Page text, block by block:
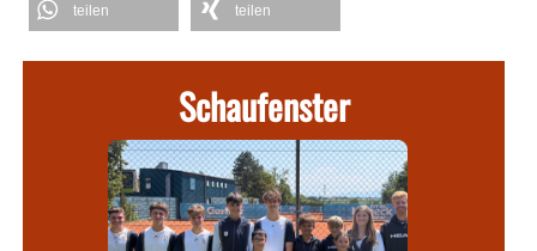
teilen teilen
Schaufenster